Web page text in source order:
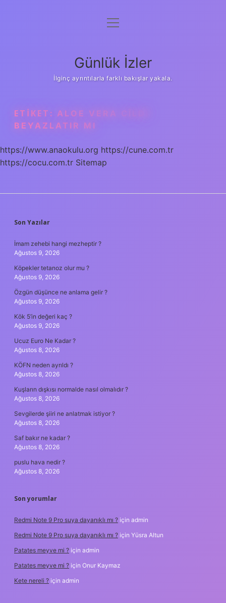
Anasayfa
Yasal Uyarı
menüyü
Günlük İzler
İlginç ayrıntılarla farklı bakışlar yakala.
ETIKET: ALOE VERA CILDI
BEYAZLATIR MI
https://www.anaokulu.org https://cune.com.tr
https://cocu.com.tr Sitemap
SIDEBAR
Son Yazılar
İmam zehebi hangi mezheptir ?
Ağustos 9, 2026
Köpekler tetanoz olur mu ?
Ağustos 9, 2026
Özgün düşünce ne anlama gelir ?
Ağustos 9, 2026
Kök 5’in değeri kaç ?
Ağustos 9, 2026
Ucuz Euro Ne Kadar ?
Ağustos 8, 2026
KÖFN neden ayrıldı ?
Ağustos 8, 2026
Kuşların dışkısı normalde nasıl olmalıdır ?
Ağustos 8, 2026
Sevgilerde şiiri ne anlatmak istiyor ?
Ağustos 8, 2026
Saf bakır ne kadar ?
Ağustos 8, 2026
puslu hava nedir ?
Ağustos 8, 2026
Son yorumlar
Redmi Note 9 Pro suya dayanıklı mı ? için admin
Redmi Note 9 Pro suya dayanıklı mı ? için Yüsra Altun
Patates meyve mi ? için admin
Patates meyve mi ? için Onur Kaymaz
Kete nereli ? için admin